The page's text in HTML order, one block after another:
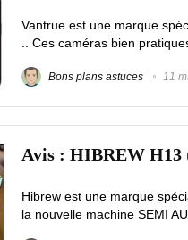
Vantrue est une marque
.. Ces caméras bien
Bons plans astuces 11
Avis : HIBREW H13
Hibrew est une marque
la nouvelle machine SEMI